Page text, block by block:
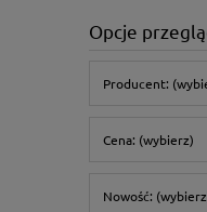
Opcje
Producent:
Cena: (wybierz)
Nowość: